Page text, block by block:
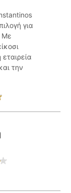
για
Με
την